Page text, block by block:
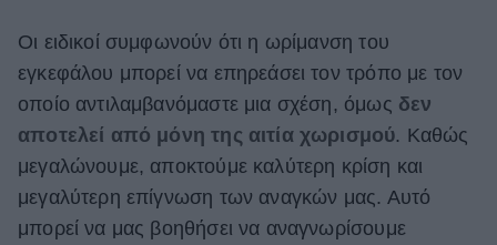
Οι ειδικοί συμφωνούν ότι η ωρίμανση του
εγκεφάλου μπορεί να επηρεάσει τον τρόπο με τον
οποίο αντιλαμβανόμαστε μια σχέση, όμως δεν
αποτελεί από μόνη της αιτία χωρισμού. Καθώς
μεγαλώνουμε, αποκτούμε καλύτερη κρίση και
μεγαλύτερη επίγνωση των αναγκών μας. Αυτό
μπορεί να μας βοηθήσει να αναγνωρίσουμε